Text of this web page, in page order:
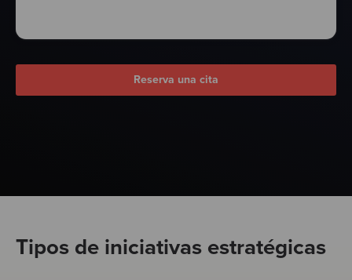
Reserva una cita
Tipos de iniciativas estratégicas